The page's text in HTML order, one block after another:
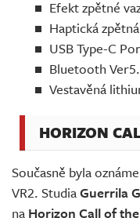
Efekt zpětné
Haptická
USB Type-C
Bluetooth
Vestavěná
HORIZON
Současně byla
VR2. StudiaGuerrila
na Horizon Call of